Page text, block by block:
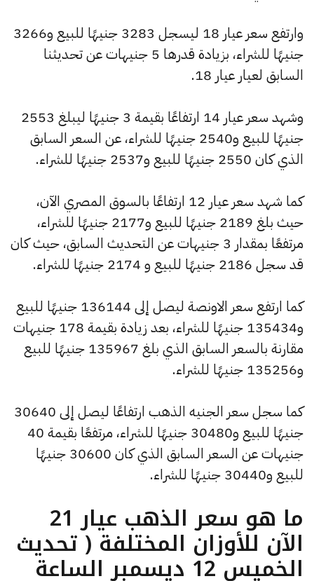
وارتفع سعر عيار 18 ليسجل 3283 جنيهًا للبيع و3266
جنيهًا للشراء، بزيادة قدرها 5 جنيهات عن تحديثنا
السابق لعيار عيار 18.
وشهد سعر عيار 14 ارتفاعًا بقيمة 3 جنيهًا ليبلغ 2553
جنيهًا للبيع و2540 جنيهًا للشراء، عن السعر السابق
الذي كان 2550 جنيهًا للبيع و2537 جنيهًا للشراء.
كما شهد سعر عيار 12 ارتفاعًا بالسوق المصري الآن،
حيث بلغ 2189 جنيهًا للبيع و2177 جنيهًا للشراء،
مرتفعًا بمقدار 3 جنيهات عن التحديث السابق، حيث كان
قد سجل 2186 جنيهًا للبيع و 2174 جنيهًا للشراء.
كما ارتفع سعر الاونصة ليصل إلى 136144 جنيهًا للبيع
و135434 جنيهًا للشراء، بعد زيادة بقيمة 178 جنيهات
مقارنة بالسعر السابق الذي بلغ 135967 جنيهًا للبيع
و135256 جنيهًا للشراء.
كما سجل سعر الجنيه الذهب ارتفاعًا ليصل إلى 30640
جنيهًا للبيع و30480 جنيهًا للشراء، مرتفعًا بقيمة 40
جنيهات عن السعر السابق الذي كان 30600 جنيهًا
للبيع و30440 جنيهًا للشراء.
ما هو سعر الذهب عيار 21
الآن للأوزان المختلفة ( تحديث
الخميس 12 ديسمبر الساعة